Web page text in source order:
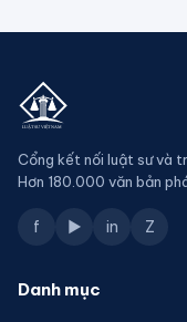
Cổng kết nối luật sư và
Hơn 180.000 văn bản
f ▶ in Z
Danh mục